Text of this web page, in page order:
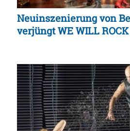
Neuinszenierung von
verjüngt WE WILL